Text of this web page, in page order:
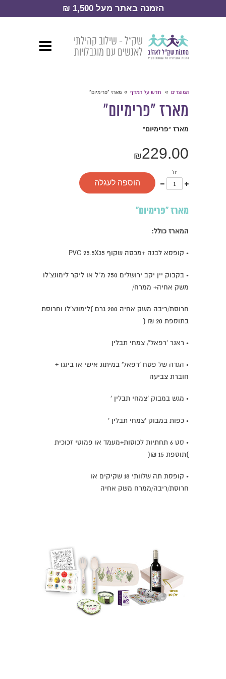
הזמנה באתר מעל 1,500 ₪
שק״ל - שילוב קהילתי
לאנשים עם מוגבלויות
המוצרים » חדש על המדף » מארז "פרימיום"
מארז "פרימיום"
מארז "פרימיום"
₪229.00
יח'
אחד
פחות
אחד
הוספה לעגלה
מארז "פרימיום"
המארז כולל:
• קופסא לבנה +מכסה שקוף PVC 25.5X35
• בקבוק יין יקב ירושלים 750 מ"ל או ליקר לימונצ'לו
משק אחיה+ ממרח/
חרוסת/ריבה משק אחיה 200 גרם )לימונצ'לו וחרוסת
בתוספת 20 ₪ (
• ראנר 'רפאל'/ צמחי תבלין
• הגדה של פסח 'רפאל' במיתוג אישי או בינגו +
חוברת צביעה
• מגש במבוק 'צמחי תבלין '
• כפות במבוק 'צמחי תבלין '
• סט 6 תחתיות לכוסות+מעמד או פמוטי זכוכית
)תוספת 15 ₪(
• קופסת תה שלוותי 18 שקיקים או
חרוסת/ריבה/ממרח משק אחיה